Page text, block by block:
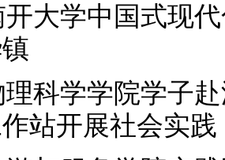
开大学中国式现
理科学学院学子
站开展社会实践